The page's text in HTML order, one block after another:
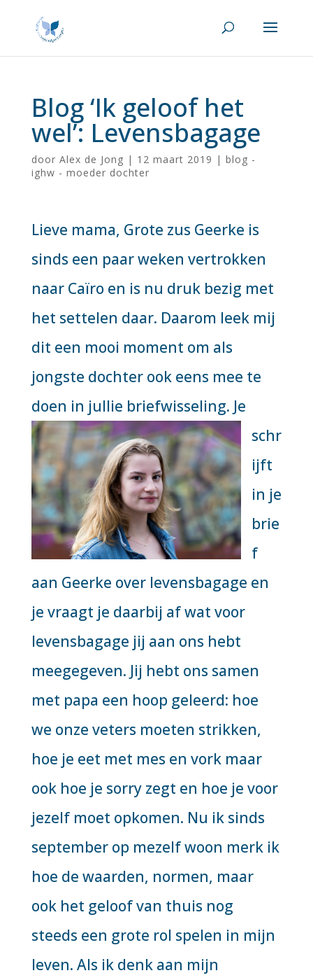
Blog ‘Ik geloof het
wel’: Levensbagage
door Alex de Jong | 12 maart 2019 | blog -
ighw - moeder dochter
Lieve mama, Grote zus Geerke is
sinds een paar weken vertrokken
naar Caïro en is nu druk bezig met
het settelen daar. Daarom leek mij
dit een mooi moment om als
jongste dochter ook eens mee te
doen in jullie briefwisseling. Je
schr
ijft
in je
brie
f
aan Geerke over levensbagage en
je vraagt je daarbij af wat voor
levensbagage jij aan ons hebt
meegegeven. Jij hebt ons samen
met papa een hoop geleerd: hoe
we onze veters moeten strikken,
hoe je eet met mes en vork maar
ook hoe je sorry zegt en hoe je voor
jezelf moet opkomen. Nu ik sinds
september op mezelf woon merk ik
hoe de waarden, normen, maar
ook het geloof van thuis nog
steeds een grote rol spelen in mijn
leven. Als ik denk aan mijn